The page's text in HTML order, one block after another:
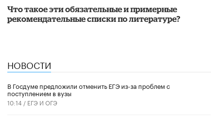
Что такое эти обязательные и примерные
рекомендательные списки по литературе?
НОВОСТИ
В Госдуме предложили отменить ЕГЭ из-за проблем с
поступлением в вузы
10:14 / ЕГЭ И ОГЭ